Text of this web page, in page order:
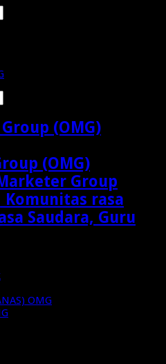
(OMG)
Group
rasa
Saudara, Guru
OMG